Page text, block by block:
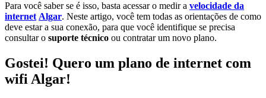
Para você saber se é isso, basta acessar o medir a velocidade da
internet Algar. Neste artigo, você tem todas as orientações de como
deve estar a sua conexão, para que você identifique se precisa
consultar o suporte técnico ou contratar um novo plano.
Gostei! Quero um plano de internet com
wifi Algar!